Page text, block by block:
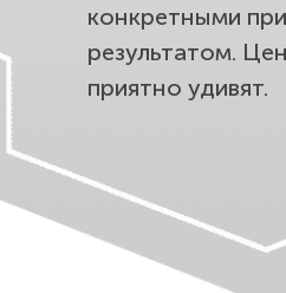
конкретными
результатом.
приятно удивят.